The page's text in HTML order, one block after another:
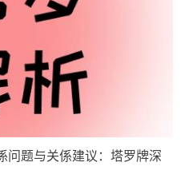
问题与关係建议：塔罗牌深